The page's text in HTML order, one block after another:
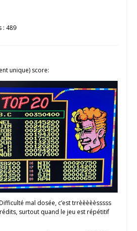
: 489
unique) score:
mal dosée, c’est trrèèèèèsssss
surtout quand le jeu est répétitif